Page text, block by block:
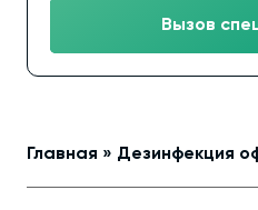
Вызов
Главная » Дезинфекция